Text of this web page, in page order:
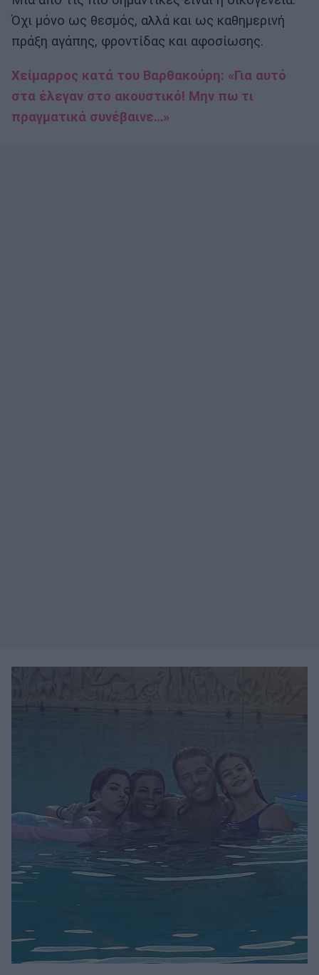
Όχι μόνο ως θεσμός, αλλά και ως καθημερινή
πράξη αγάπης, φροντίδας και αφοσίωσης.
Χείμαρρος κατά του Βαρθακούρη: «Για αυτό
στα έλεγαν στο ακουστικό! Μην πω τι
πραγματικά συνέβαινε…»